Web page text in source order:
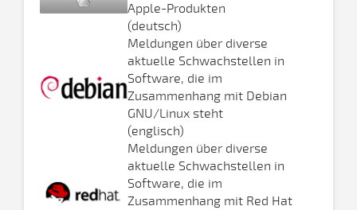
Apple-Produkten
(deutsch)
Meldungen über diverse
aktuelle Schwachstellen in
Software, die im
Zusammenhang mit Debian
GNU/Linux steht
(englisch)
Meldungen über diverse
aktuelle Schwachstellen in
Software, die im
Zusammenhang mit Red Hat